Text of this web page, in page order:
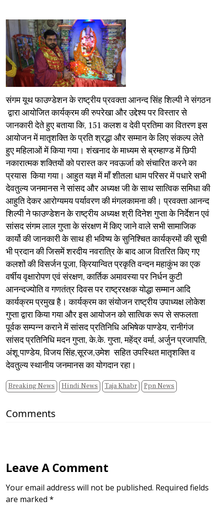
संगम यूथ फाउण्डेशन के राष्ट्रीय प्रवक्ता आनन्द सिंह शिल्पी ने संगठन
द्वारा आयोजित कार्यक्रम की रुपरेखा और उद्देश्य पर विस्तार से
जानकारी देते हुए बताया कि, 151 कलश व देवी प्रतिमा का वितरण इस
आयोजन में मातृशक्ति के प्रति श्रद्धा और सम्मान के लिए संकल्प लेते
हुए महिलाओं में किया गया। शंखनाद के माध्यम से ब्रम्हाण्ड में छिपी
नकारात्मक शक्तियों को परास्त कर नवऊर्जा को संचारित करने का
प्रयास किया गया। आहुत यज्ञ में माँ शीतला धाम परिसर में पधारे सभी
देवतुल्य जनमानस ने सांसद और अध्यक्ष जी के साथ सात्विक समिधा की
आहुति देकर आरोग्यमय पर्यावरण की मंगलकामना की। प्रवक्ता आनन्द
शिल्पी ने फाउण्डेशन के राष्ट्रीय अध्यक्ष श्री दिनेश गुप्ता के निर्देशन एवं
सांसद संगम लाल गुप्ता के संरक्षण में किए जाने वाले सभी सामाजिक
कार्यो की जानकारी के साथ ही भविष्य के सुनिश्चित कार्यक्रमों की सूची
भी प्रदान की जिसमें शरदीय नवरात्रि के बाद आज वितरित किए गए
कलशों की विसर्जन पूजा, क्रियान्वित प्रकृति वन्दन महाकुंभ का एक
वर्षीय वृक्षारोपण एवं संरक्षण, कार्तिक अमावस्या पर निर्धन कुटी
आनन्दज्योति व गणतंत्र दिवस पर राष्ट्ररक्षक योद्धा सम्मान आदि
कार्यक्रम प्रमुख है। कार्यक्रम का संयोजन राष्ट्रीय उपाध्यक्ष लोकेश
गुप्ता द्वारा किया गया और इस आयोजन को सात्विक रूप से सफलता
पूर्वक सम्पन्न कराने में सांसद प्रतिनिधि अभिषेक पाण्डेय, रानीगंज
सांसद प्रतिनिधि मदन गुप्ता, के.के. गुप्ता, महेंद्र वर्मा, अर्जुन प्रजापति,
अंशू पाण्डेय, विजय सिंह,सूरज,उमेश सहित उपस्थित मातृशक्ति व
देवतुल्य स्थानीय जनमानस का योगदान रहा।
Breaking News Hindi News Taja Khabr Ppn News
Comments
Leave A Comment
Your email address will not be published. Required fields
are marked *